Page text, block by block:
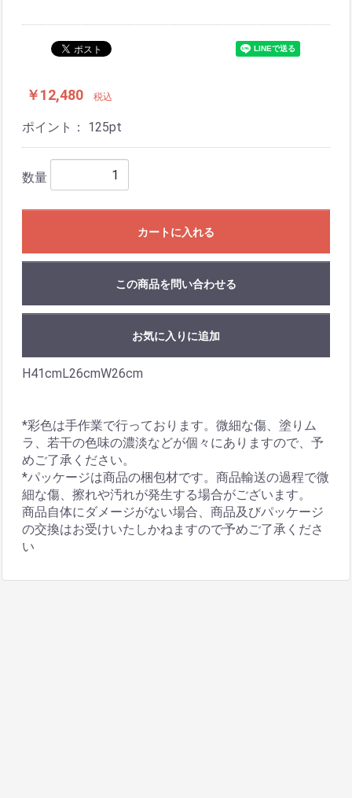
￥12,480 税込
ポイント： 125pt
数量
カートに入れる
この商品を問い合わせる
お気に入りに追加
H41cmL26cmW26cm
*彩色は手作業で行っております。微細な傷、塗りム
ラ、若干の色味の濃淡などが個々にありますので、予
めご了承ください。
*パッケージは商品の梱包材です。商品輸送の過程で微
細な傷、擦れや汚れが発生する場合がございます。
商品自体にダメージがない場合、商品及びパッケージ
の交換はお受けいたしかねますので予めご了承くださ
い